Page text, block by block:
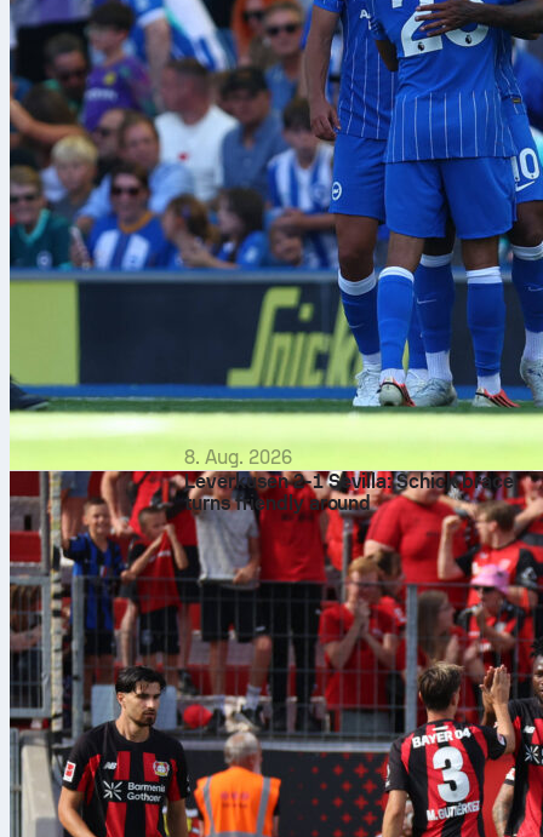
8. Aug. 2026
Leverkusen 2-1 Sevilla: Schick brace
turns friendly around